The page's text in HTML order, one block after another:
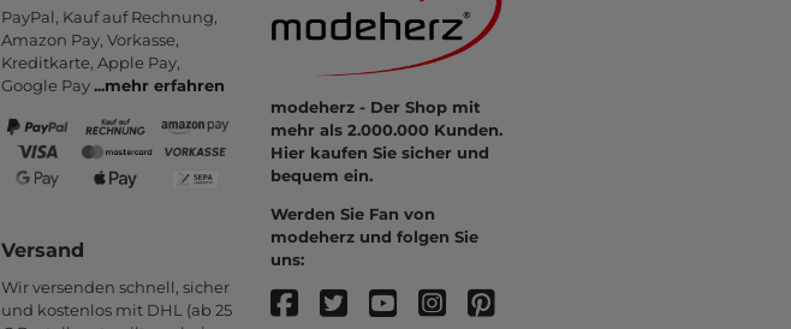
PayPal, Kauf auf Rechnung,
Amazon Pay, Vor­kasse,
Kredit­karte, Apple Pay,
Google Pay...mehr erfahren
Versand
Wir versenden schnell, sicher
und kostenlos mit DHL (ab 25
modeherz - Der Shop mit
mehr als 2.000.000 Kunden.
Hier kaufen Sie sicher und
bequem ein.
Werden Sie Fan von
modeherz und folgen Sie
uns: